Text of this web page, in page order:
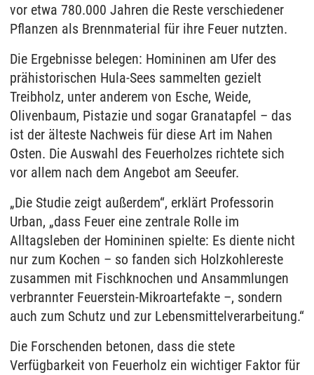
vor etwa 780.000 Jahren die Reste verschiedener
Pflanzen als Brennmaterial für ihre Feuer nutzten.
Die Ergebnisse belegen: Homininen am Ufer des
prähistorischen Hula-Sees sammelten gezielt
Treibholz, unter anderem von Esche, Weide,
Olivenbaum, Pistazie und sogar Granatapfel – das
ist der älteste Nachweis für diese Art im Nahen
Osten. Die Auswahl des Feuerholzes richtete sich
vor allem nach dem Angebot am Seeufer.
„Die Studie zeigt außerdem“, erklärt Professorin
Urban, „dass Feuer eine zentrale Rolle im
Alltagsleben der Homininen spielte: Es diente nicht
nur zum Kochen – so fanden sich Holzkohlereste
zusammen mit Fischknochen und Ansammlungen
verbrannter Feuerstein-Mikroartefakte –, sondern
auch zum Schutz und zur Lebensmittelverarbeitung.“
Die Forschenden betonen, dass die stete
Verfügbarkeit von Feuerholz ein wichtiger Faktor für